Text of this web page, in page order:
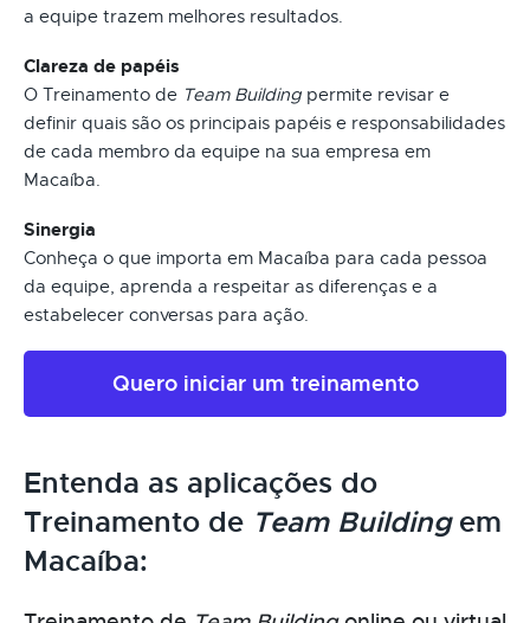
a equipe trazem melhores resultados.
Clareza de papéis
O Treinamento de Team Building permite revisar e
definir quais são os principais papéis e responsabilidades
de cada membro da equipe na sua empresa em
Macaíba.
Sinergia
Conheça o que importa em Macaíba para cada pessoa
da equipe, aprenda a respeitar as diferenças e a
estabelecer conversas para ação.
Quero iniciar um treinamento
Entenda as aplicações do
Treinamento de Team Buildingem
Macaíba: